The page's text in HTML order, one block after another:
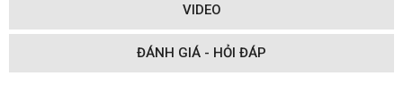
VIDEO
ĐÁNH GIÁ - HỎI ĐÁP